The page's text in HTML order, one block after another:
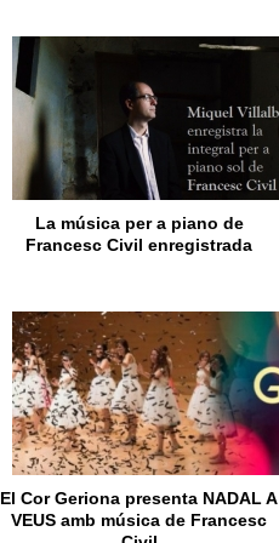
La música per a piano de
Francesc Civil enregistrada
El Cor Geriona presenta NADAL A
VEUS amb música de Francesc